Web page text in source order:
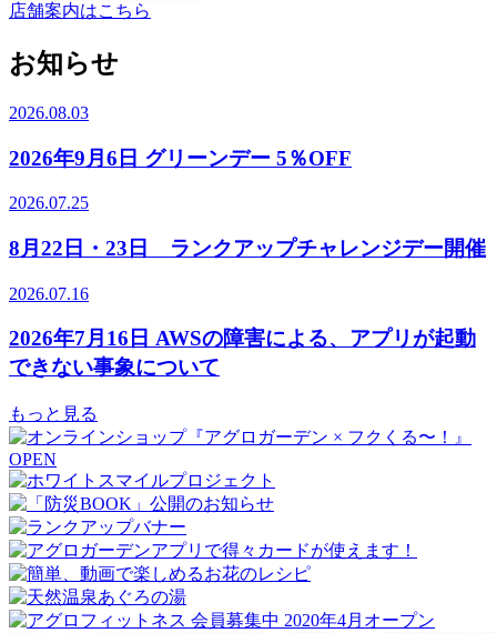
店舗案内はこちら
お知らせ
2026.08.03
2026年9月6日 グリーンデー 5％OFF
2026.07.25
8月22日・23日 ランクアップチャレンジデー開催
2026.07.16
2026年7月16日 AWSの障害による、アプリが起動
できない事象について
もっと見る